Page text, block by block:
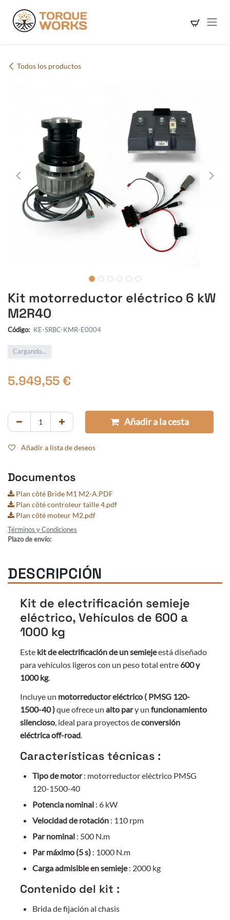
Todos los productos
Kit motorreductor eléctrico 6 kW
M2R40
Código: KE-SRBC-KMR-E0004
Cargando...
5.949,55 €
Añadir a la cesta
Añadir a lista de deseos
Documentos
Plan côté Bride M1 M2-A.PDF
Plan côté controleur taille 4.pdf
Plan côté moteur M2.pdf
Términos y Condiciones
Plazo de envío:
DESCRIPCIÓN
Kit de electrificación semieje
eléctrico, Vehículos de 600 a
1000 kg
Este kit de electrificación de un semiejeestá diseñado
para vehículos ligeros con un peso total entre 600 y
1000 kg.
Incluye un motorreductor eléctrico ( PMSG 120-
1500-40 )que ofrece un alto pary un funcionamiento
silencioso, ideal para proyectos deconversión
eléctrica off-road.
Características técnicas :
Tipo de motor: motorreductor eléctrico PMSG
120-1500-40
Potencia nominal : 6 kW
Velocidad de rotación : 110 rpm
Par nominal : 500 N.m
Par máximo (5 s) : 1000 N.m
Carga admisible en semieje: 2000 kg
Contenido del kit :
Brida de fijación al chasis